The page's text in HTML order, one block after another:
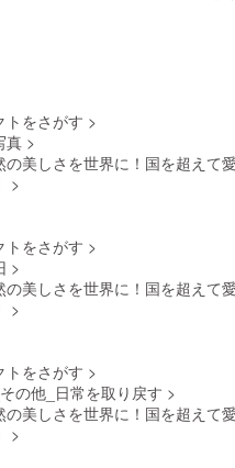
トをさがす >
真 >
の美しさを世界に！国を超えて
>
トをさがす >
>
の美しさを世界に！国を超えて
>
トをさがす >
の他_日常を取り戻す >
の美しさを世界に！国を超えて
>